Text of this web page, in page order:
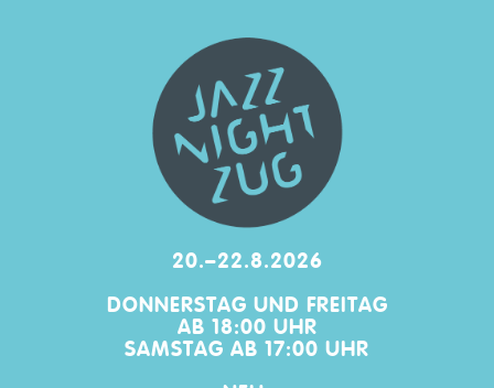
20.–22.8.2026
DONNERSTAG UND FREITAG
AB 18:00 UHR
SAMSTAG AB 17:00 UHR